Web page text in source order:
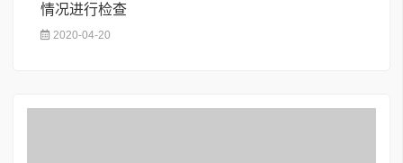
情况进行检查
2020-04-20